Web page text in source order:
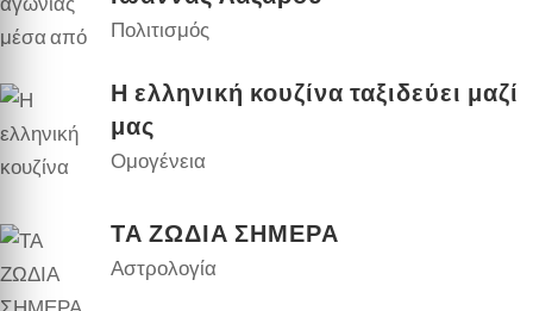
Πολιτισμός
Η ελληνική κουζίνα ταξιδεύει μαζί
μας
Ομογένεια
ΤΑ ΖΩΔΙΑ ΣΗΜΕΡΑ
Αστρολογία